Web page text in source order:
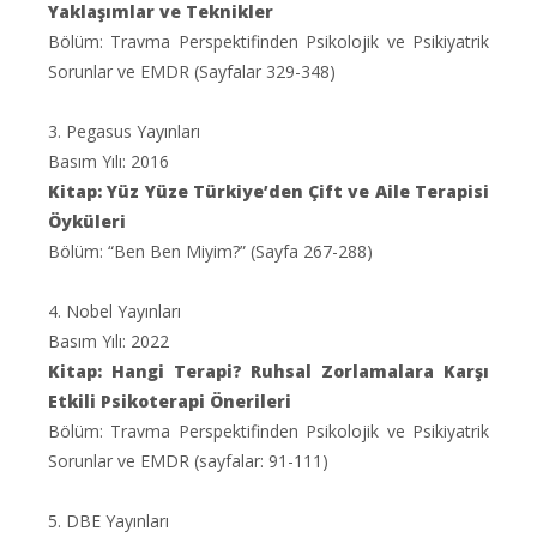
Yaklaşımlar ve Teknikler
Bölüm: Travma Perspektifinden Psikolojik ve Psikiyatrik
Sorunlar ve EMDR (Sayfalar 329-348)
3. Pegasus Yayınları
Basım Yılı: 2016
Kitap: Yüz Yüze Türkiye’den Çift ve Aile Terapisi
Öyküleri
Bölüm: “Ben Ben Miyim?” (Sayfa 267-288)
4. Nobel Yayınları
Basım Yılı: 2022
Kitap: Hangi Terapi? Ruhsal Zorlamalara Karşı
Etkili Psikoterapi Önerileri
Bölüm: Travma Perspektifinden Psikolojik ve Psikiyatrik
Sorunlar ve EMDR (sayfalar: 91-111)
5. DBE Yayınları